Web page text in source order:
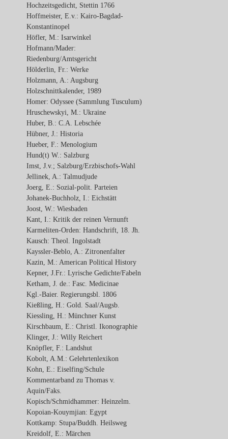
Hochzeitsgedicht, Stettin 1766
Hoffmeister, E.v.: Kairo-Bagdad-
Konstantinopel
Höfler, M.: Isarwinkel
Hofmann/Mader:
Riedenburg/Amtsgericht
Hölderlin, Fr.: Werke
Holzmann, A.: Augsburg
Holzschnittkalender, 1989
Homer: Odyssee (Sammlung Tusculum)
Hruschewskyi, M.: Ukraine
Huber, B.: C.A. Lebschée
Hübner, J.: Historia
Hueber, F.: Menologium
Hund(t) W.: Salzburg
Imst, J.v.; Salzburg/Erzbischofs-Wahl
Jellinek, A.: Talmudjude
Joerg, E.: Sozial-polit. Parteien
Johanek-Buchholz, I.: Eichstätt
Joost, W.: Wiesbaden
Kant, I.: Kritik der reinen Vernunft
Karmeliten-Orden: Handschrift, 18. Jh.
Kausch: Theol. Ingolstadt
Kayssler-Beblo, A.: Zitronenfalter
Kazin, M.: American Political History
Kepner, J.Fr.: Lyrische Gedichte/Fabeln
Ketham, J. de.: Fasc. Medicinae
Kgl.-Baier. Regierungsbl. 1806
Kießling, H.: Gold. Saal/Augsb.
Kiessling, H.: Münchner Kunst
Kirschbaum, E.: Christl. Ikonographie
Klinger, J.: Willy Reichert
Knöpfler, F.: Landshut
Kobolt, A.M.: Gelehrtenlexikon
Kohn, E.: Eiselfing/Schule
Kommentarband zu Thomas v.
Aquin/Faks.
Kopisch/Schmidhammer: Heinzelm.
Kopoian-Kouymjian: Egypt
Kottkamp: Stupa/Buddh. Heilsweg
Kreidolf, E.: Märchen